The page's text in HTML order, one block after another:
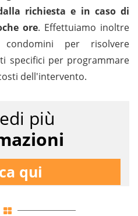
richiesta e in caso di
ore. Effettuiamo inoltre
per risolvere
specifici per programmare
dell'intervento.
più
qui